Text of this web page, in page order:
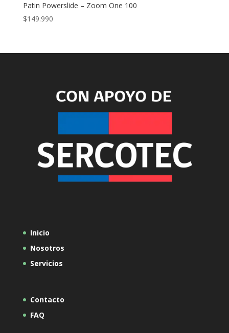
Patin Powerslide – Zoom One 100
$149.990
Inicio
Nosotros
Servicios
Contacto
FAQ